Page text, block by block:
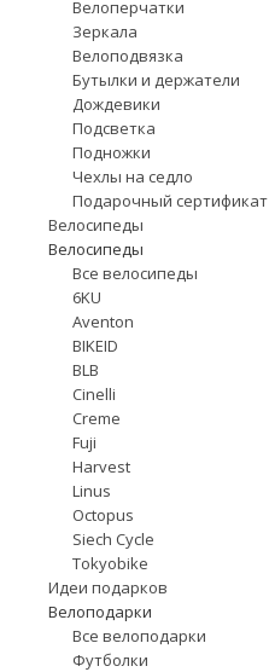
Велоперчатки
Зеркала
Велоподвязка
Бутылки и держатели
Дождевики
Подсветка
Подножки
Чехлы на седло
Подарочный сертификат
Велосипеды
Велосипеды
Все велосипеды
6KU
Aventon
BIKEID
BLB
Cinelli
Creme
Fuji
Harvest
Linus
Octopus
Siech Cycle
Tokyobike
Идеи подарков
Велоподарки
Все велоподарки
Футболки